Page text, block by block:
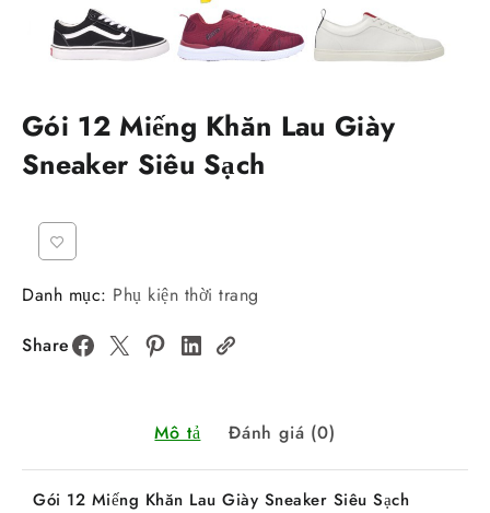
Gói 12 Miếng Khăn Lau Giày
Sneaker Siêu Sạch
Danh mục: Phụ kiện thời trang
Share
Mô tả Đánh giá (0)
Gói 12 Miếng Khăn Lau Giày Sneaker Siêu Sạch